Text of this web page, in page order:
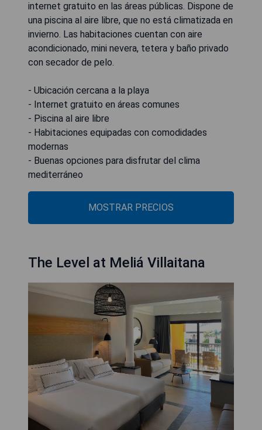
internet gratuito en las áreas públicas. Dispone de
una piscina al aire libre, que no está climatizada en
invierno. Las habitaciones cuentan con aire
acondicionado, mini nevera, tetera y baño privado
con secador de pelo.
- Ubicación cercana a la playa
- Internet gratuito en áreas comunes
- Piscina al aire libre
- Habitaciones equipadas con comodidades
modernas
- Buenas opciones para disfrutar del clima
mediterráneo
MOSTRAR PRECIOS
The Level at Meliá Villaitana